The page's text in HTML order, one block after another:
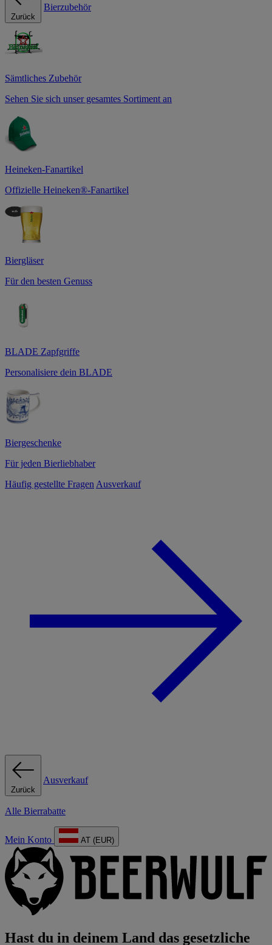
Zurück
Bierzubehör
Sämtliches Zubehör
Sehen Sie sich unser gesamtes Sortiment an
Heineken-Fanartikel
Offizielle Heineken®-Fanartikel
Biergläser
Für den besten Genuss
BLADE Zapfgriffe
Personalisiere dein BLADE
Biergeschenke
Für jeden Bierliebhaber
Häufig gestellte Fragen Ausverkauf
Zurück
Ausverkauf
Alle Bierrabatte
Mein Konto AT (EUR)
Hast du in deinem Land das gesetzliche